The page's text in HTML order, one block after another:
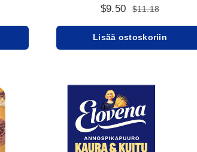
$9.50 $11.18
Lisää ostoskoriin